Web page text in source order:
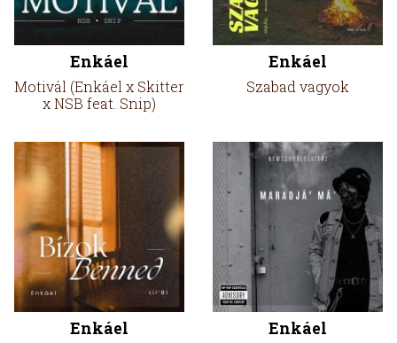
Enkáel
Motivál (Enkáel x Skitter
x NSB feat. Snip)
Enkáel
Szabad vagyok
Enkáel Enkáel